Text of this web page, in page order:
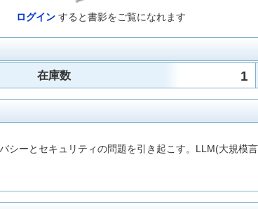
ログイン すると書影をご覧になれます
在庫数 1
ーとセキュリティの問題を引き起こす。LLM(大規模